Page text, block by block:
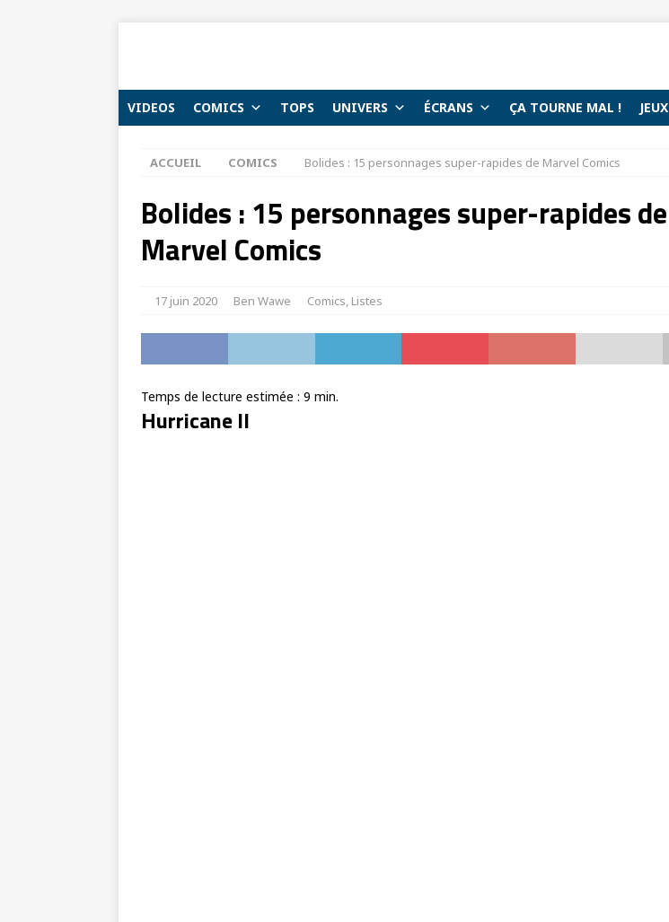
VIDEOS COMICS TOPS UNIVERS ÉCRANS ÇA TOURNE MAL ! JEUX
ACCUEIL COMICS Bolides : 15 personnages super-rapides de Marvel Comics
Bolides : 15 personnages super-rapides de
Marvel Comics
17 juin 2020 Ben Wawe Comics, Listes
Temps de lecture estimée : 9 min.
Hurricane II